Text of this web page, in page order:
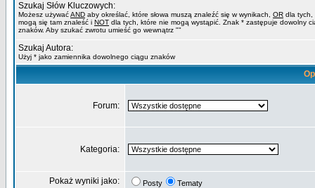
Szukaj Słów Kluczowych:
Możesz używaćAND aby określać, które słowa muszą znaleźć się w wynikach, OR dla tych,
mogą się tam znaleść i NOT dla tych, które nie mogą wystąpić. Znak * zastępuje dowolny
znaków. Aby szukać zwrotu umieść go wewnątrz ""
Szukaj Autora:
Użyj * jako zamiennika dowolnego ciągu znaków
Forum:
Kategoria:
Pokaż wyniki jako: Posty Tematy